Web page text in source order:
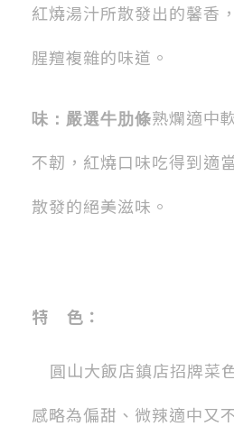
紅燒湯汁所散發出的馨香
腥羶複雜的味道。
味：嚴選牛肋條熟爛適中
不韌，紅燒口味吃得到適
散發的絕美滋味。
特 色：
圓山大飯店鎮店招牌菜
感略為偏甜、微辣適中又